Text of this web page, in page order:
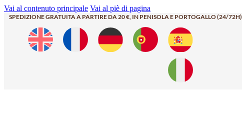
Vai al contenuto principale Vai al piè di pagina
SPEDIZIONE GRATUITA A PARTIRE DA 20 €, IN PENISOLA E PORTOGALLO (24/72H)